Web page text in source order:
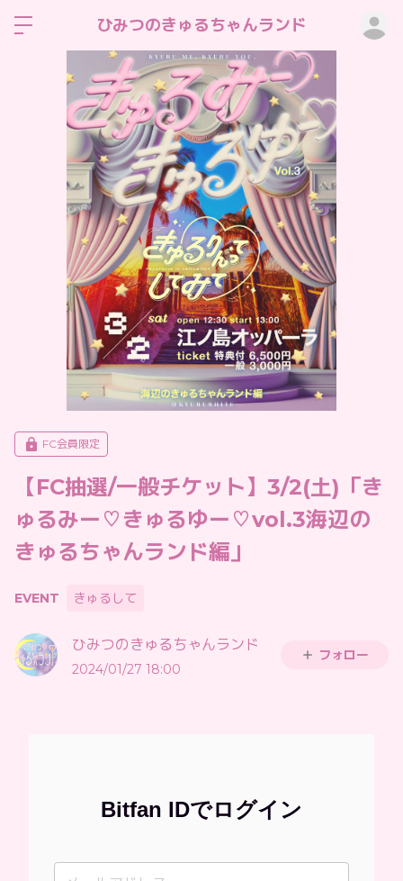
ひみつのきゅるちゃんランド
FC会員限定
【FC抽選/一般チケット】3/2(土)「き
ゅるみー♡きゅるゆー♡vol.3海辺の
きゅるちゃんランド編」
EVENT きゅるして
ひみつのきゅるちゃんランド
2024/01/27 18:00
フォロー
Bitfan IDでログイン